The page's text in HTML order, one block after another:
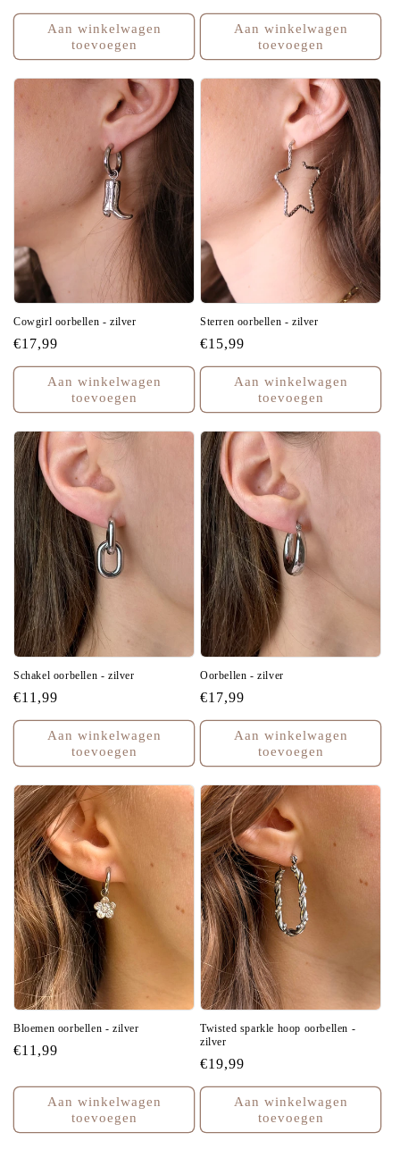
prijs
Aan winkelwagen
toevoegen
prijs
Aan winkelwagen
toevoegen
Cowgirl oorbellen - zilver
Normale
prijs
€17,99
Aan winkelwagen
toevoegen
Sterren oorbellen - zilver
Normale
prijs
€15,99
Aan winkelwagen
toevoegen
Schakel oorbellen - zilver
Normale
prijs
€11,99
Aan winkelwagen
toevoegen
Oorbellen - zilver
Normale
prijs
€17,99
Aan winkelwagen
toevoegen
Bloemen oorbellen - zilver
Normale
€11,99
Aan winkelwagen
toevoegen
Twisted sparkle hoop oorbellen -
zilver
Normale
prijs
€19,99
Aan winkelwagen
toevoegen